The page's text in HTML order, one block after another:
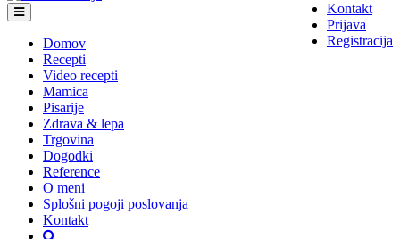
Kontakt
Prijava
Registracija
Domov
Recepti
Video recepti
Mamica
Pisarije
Zdrava & lepa
Trgovina
Dogodki
Reference
O meni
Splošni pogoji poslovanja
Kontakt